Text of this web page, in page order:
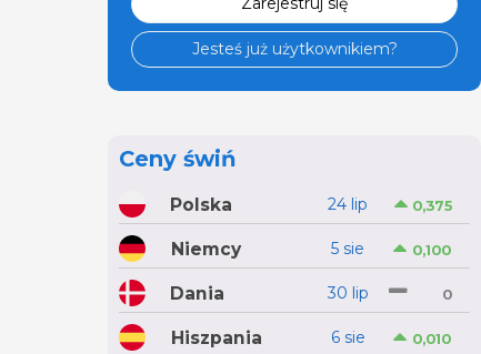
Jesteś już użytkownikiem?
Ceny świń
Polska 24 lip 0,375
Niemcy 5 sie 0,100
Dania 30 lip 0
Hiszpania 6 sie 0,010